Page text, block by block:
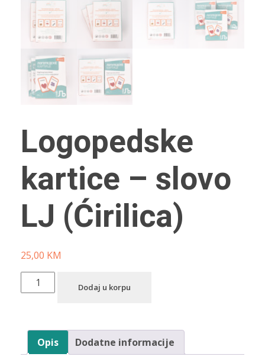
Logopedske
kartice – slovo
LJ (Ćirilica)
25,00 KM
Dodaj u korpu
Opis Dodatne informacije